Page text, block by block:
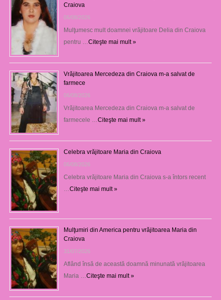
Craiova
06/08/2026
Mulţumesc mult doamnei vrăjitoare Delia din Craiova
pentru … Citeşte mai mult »
Vrăjitoarea Mercedeza din Craiova m-a salvat de
farmece
06/08/2026
Vrăjitoarea Mercedeza din Craiova m-a salvat de
farmecele … Citeşte mai mult »
Celebra vrăjitoare Maria din Craiova
06/08/2026
Celebra vrăjitoare Maria din Craiova s-a întors recent
Citeşte mai mult »
Mulţumiri din America pentru vrăjitoarea Maria din
Craiova
31/07/2026
Aflând însă de această doamnă minunată vrăjitoarea
Maria … Citeşte mai mult »